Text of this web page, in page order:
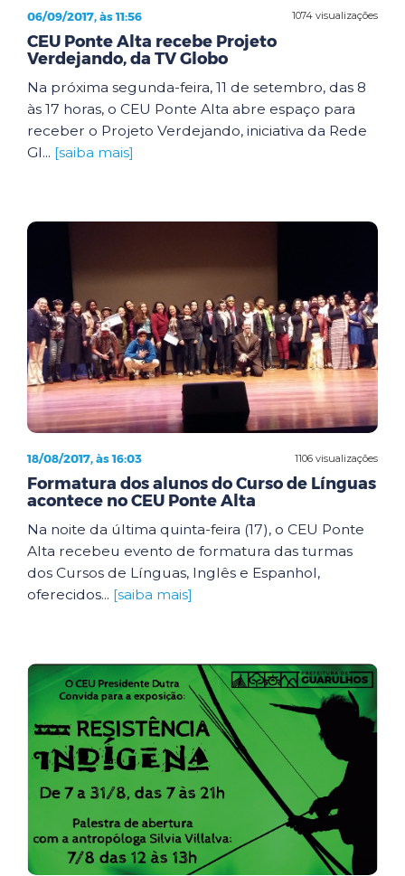
1074 visualizações
06/09/2017, às 11:56
CEU Ponte Alta recebe Projeto
Verdejando, da TV Globo
Na próxima segunda-feira, 11 de setembro, das 8
às 17 horas, o CEU Ponte Alta abre espaço para
receber o Projeto Verdejando, iniciativa da Rede
Gl... [saiba mais]
1106 visualizações
18/08/2017, às 16:03
Formatura dos alunos do Curso de Línguas
acontece no CEU Ponte Alta
Na noite da última quinta-feira (17), o CEU Ponte
Alta recebeu evento de formatura das turmas
dos Cursos de Línguas, Inglês e Espanhol,
oferecidos... [saiba mais]